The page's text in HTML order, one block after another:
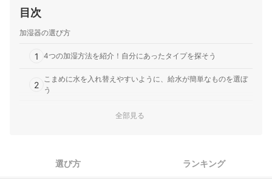
目次
加湿器の選び方
1 4つの加湿方法を紹介！自分にあったタイプを探そう
2
こまめに水を入れ替えやすいように、給水が簡単なものを選ぼ
う
加湿しすぎはNG。まずは置きたい部屋の広さに合ったものを選
象印の加湿器全11商品おすすめ人気ランキング
全部見る
選び方 ランキング